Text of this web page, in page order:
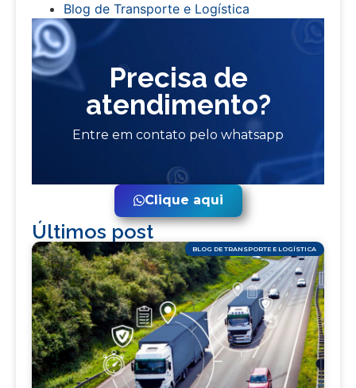
Blog de Transporte e Logística
Precisa de
atendimento?
Entre em contato pelo whatsapp
Clique aqui
Últimos post
BLOG DE TRANSPORTE E LOGÍSTICA